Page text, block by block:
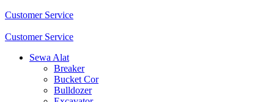
Customer Service
Customer Service
Sewa Alat
Breaker
Bucket Cor
Bulldozer